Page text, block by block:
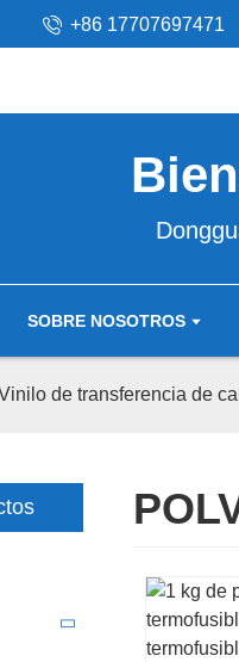
+86 17707697471
SOBRE NOSOTROS
de transferencia de